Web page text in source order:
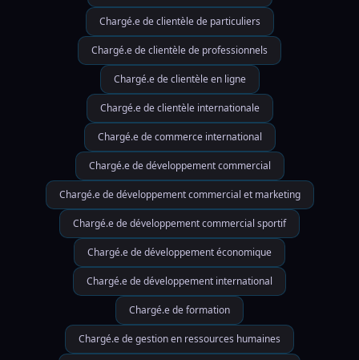
Chargé.e de clientèle de particuliers
Chargé.e de clientèle de professionnels
Chargé.e de clientèle en ligne
Chargé.e de clientèle internationale
Chargé.e de commerce international
Chargé.e de développement commercial
Chargé.e de développement commercial et marketing
Chargé.e de développement commercial sportif
Chargé.e de développement économique
Chargé.e de développement international
Chargé.e de formation
Chargé.e de gestion en ressources humaines